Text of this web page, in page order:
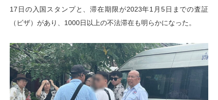
17日の入国スタンプと、滞在期限が2023年1月5日までの査証
（ビザ）があり、1000日以上の不法滞在も明らかになった。